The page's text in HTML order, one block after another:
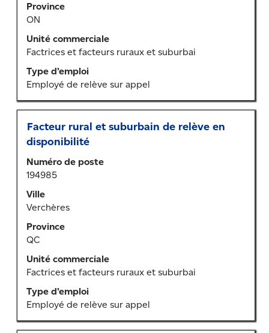
Province
ON
Unité commerciale
Factrices et facteurs ruraux et suburbai
Type d’emploi
Employé de relève sur appel
afficher
tout
le
contenu
renseignements
sur
l’emploi.
Titre
Facteur rural et suburbain de relève en
disponibilité
Numéro de poste
194985
Ville
Verchères
Province
QC
Unité commerciale
Factrices et facteurs ruraux et suburbai
Type d’emploi
Employé de relève sur appel
Sélectionner
au
moyen
de
la
barre
d’espacement
afficher
tout
le
contenu
renseignements
sur
l’emploi.